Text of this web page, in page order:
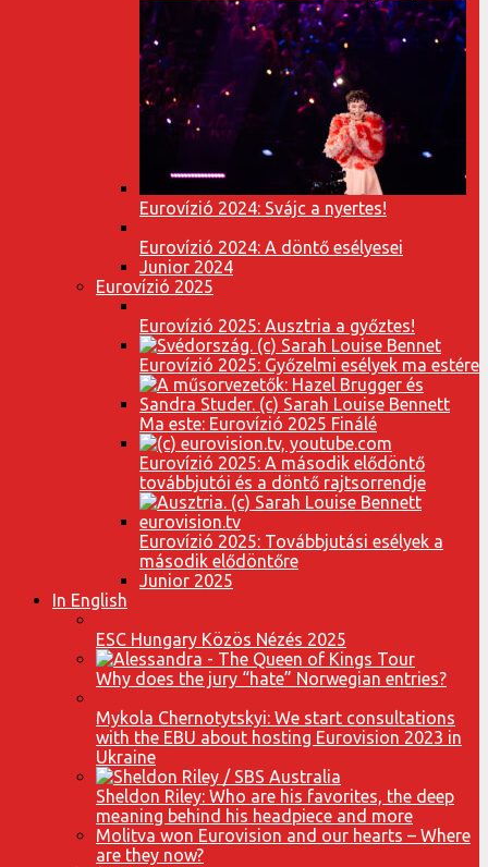
Eurovízió 2024: Svájc a nyertes!
Eurovízió 2024: A döntő esélyesei
Junior 2024
Eurovízió 2025
Eurovízió 2025: Ausztria a győztes!
Eurovízió 2025: Győzelmi esélyek ma estére
Ma este: Eurovízió 2025 Finálé
Eurovízió 2025: A második elődöntő
továbbjutói és a döntő rajtsorrendje
Eurovízió 2025: Továbbjutási esélyek a
második elődöntőre
Junior 2025
In English
ESC Hungary Közös Nézés 2025
Why does the jury “hate” Norwegian entries?
Mykola Chernotytskyi: We start consultations
with the EBU about hosting Eurovision 2023 in
Ukraine
Sheldon Riley: Who are his favorites, the deep
meaning behind his headpiece and more
Molitva won Eurovision and our hearts – Where
are they now?